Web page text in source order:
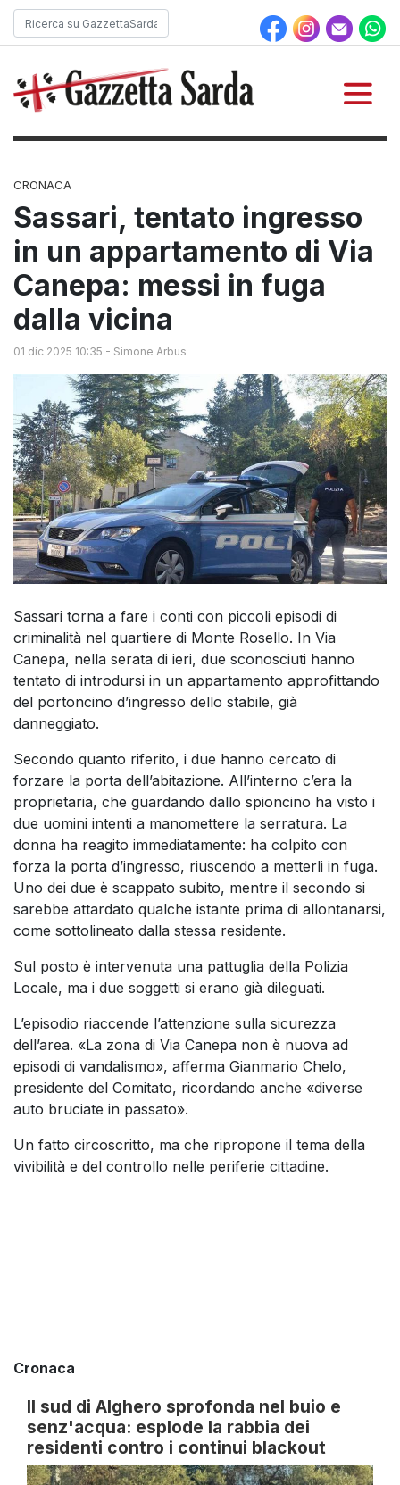
CRONACA
Sassari, tentato ingresso
in un appartamento di Via
Canepa: messi in fuga
dalla vicina
01 dic 2025 10:35 - Simone Arbus
Sassari torna a fare i conti con piccoli episodi di
criminalità nel quartiere di Monte Rosello. In Via
Canepa, nella serata di ieri, due sconosciuti hanno
tentato di introdursi in un appartamento approfittando
del portoncino d’ingresso dello stabile, già
danneggiato.
Secondo quanto riferito, i due hanno cercato di
forzare la porta dell’abitazione. All’interno c’era la
proprietaria, che guardando dallo spioncino ha visto i
due uomini intenti a manomettere la serratura. La
donna ha reagito immediatamente: ha colpito con
forza la porta d’ingresso, riuscendo a metterli in fuga.
Uno dei due è scappato subito, mentre il secondo si
sarebbe attardato qualche istante prima di allontanarsi,
come sottolineato dalla stessa residente.
Sul posto è intervenuta una pattuglia della Polizia
Locale, ma i due soggetti si erano già dileguati.
L’episodio riaccende l’attenzione sulla sicurezza
dell’area. «La zona di Via Canepa non è nuova ad
episodi di vandalismo», afferma Gianmario Chelo,
presidente del Comitato, ricordando anche «diverse
auto bruciate in passato».
Un fatto circoscritto, ma che ripropone il tema della
vivibilità e del controllo nelle periferie cittadine.
Cronaca
Il sud di Alghero sprofonda nel buio e
senz'acqua: esplode la rabbia dei
residenti contro i continui blackout